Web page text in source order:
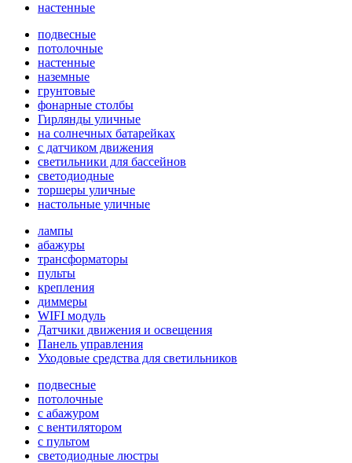
настенные
подвесные
потолочные
настенные
наземные
грунтовые
фонарные столбы
Гирлянды уличные
на солнечных батарейках
с датчиком движения
светильники для бассейнов
светодиодные
торшеры уличные
настольные уличные
лампы
абажуры
трансформаторы
пульты
крепления
диммеры
WIFI модуль
Датчики движения и освещения
Панель управления
Уходовые средства для светильников
подвесные
потолочные
с абажуром
с вентилятором
с пультом
светодиодные люстры